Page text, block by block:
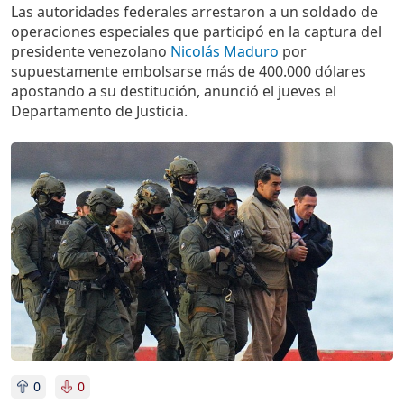
Las autoridades federales arrestaron a un soldado de
operaciones especiales que participó en la captura del
presidente venezolano Nicolás Maduro por
supuestamente embolsarse más de 400.000 dólares
apostando a su destitución, anunció el jueves el
Departamento de Justicia.
Imagen
0 0